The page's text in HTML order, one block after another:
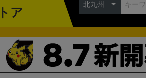
ア
北九州